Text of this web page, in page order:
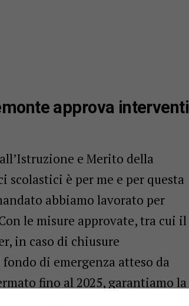
approva interventi
all’Istruzione e Merito della
scolastici è per me e per questa
abbiamo lavorato per
le misure approvate, tra cui il
in caso di chiusure
di emergenza atteso da
fino al 2025, garantiamo la